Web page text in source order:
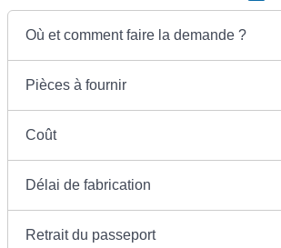
Où et comment faire la demande ?
Pièces à fournir
Coût
Délai de fabrication
Retrait du passeport